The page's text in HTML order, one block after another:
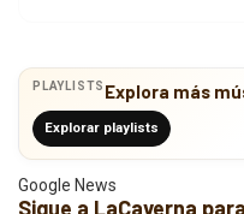
PLAYLISTS Explora más
Explorar playlists
Google News
Sigue a LaCaverna